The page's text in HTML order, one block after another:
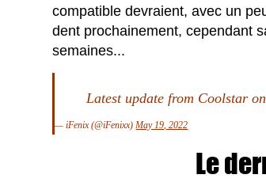
compatible devraient, avec un
dent prochainement, cependant
semaines...
Latest update from Coolstar
— iFenix (@iFenixx) May 19, 2022
Le